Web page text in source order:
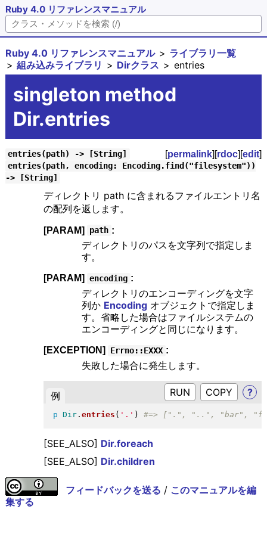
Ruby 4.0 リファレンスマニュアル
Ruby 4.0 リファレンスマニュアル
ライブラリ一覧
組み込みライブラリ
Dirクラス entries
singleton method
Dir.entries
entries(path) -> [String] [permalink][rdoc][edit]
entries(path, encoding: Encoding.find("filesystem"))
-> [String]
ディレクトリ path に含まれるファイルエントリ名
の配列を返します。
[PARAM] path :
ディレクトリのパスを文字列で指定しま
す。
[PARAM] encoding :
ディレクトリのエンコーディングを文字
列か Encodingオブジェクトで指定しま
す。省略した場合はファイルシステムの
エンコーディングと同じになります。
[EXCEPTION] Errno::EXXX :
失敗した場合に発生します。
例 RUN ?
p Dir. entries ( '.' )
[SEE_ALSO] Dir.foreach
[SEE_ALSO] Dir.children
フィードバックを送る / このマニュアルを編
集する